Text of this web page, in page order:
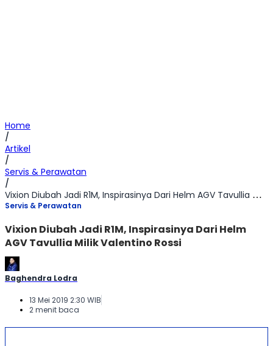
Home
/
Artikel
/
Servis & Perawatan
/
Vixion Diubah Jadi R1M, Inspirasinya Dari Helm AGV Tavullia Milik Valentino Rossi
Servis & Perawatan
Vixion Diubah Jadi R1M, Inspirasinya Dari Helm
AGV Tavullia Milik Valentino Rossi
Baghendra Lodra
13 Mei 2019 2:30 WIB
2 menit baca